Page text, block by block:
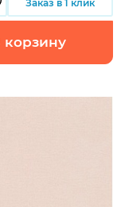
Заказ в 1 клик
корзину